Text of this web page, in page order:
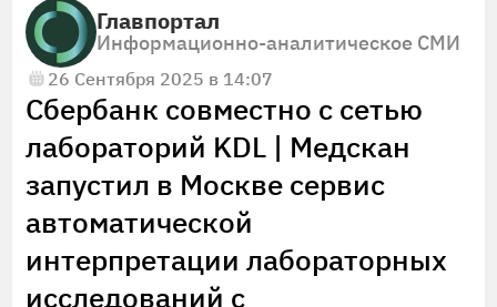
Главпортал
Информационно-аналитическое СМИ
26 Сентября 2025 в 14:07
Сбербанк совместно с сетью
лабораторий KDL | Медскан
запустил в Москве сервис
автоматической
интерпретации лабораторных
исследований с